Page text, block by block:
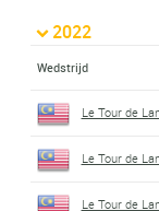
2022
Wedstrijd
Le Tour de
Le Tour de
Le Tour de